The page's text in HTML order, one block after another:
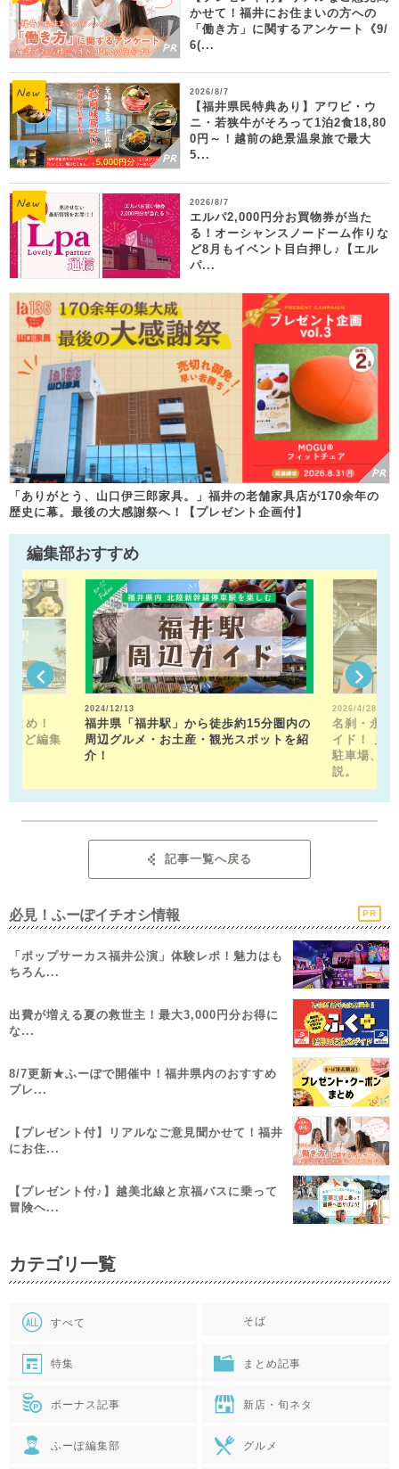
かせて！福井にお住まいの方への
「働き方」に関するアンケート《9/
6(...
2026/8/7
【福井県民特典あり】アワビ・ウ
ニ・若狭牛がそろって1泊2食18,80
0円～！越前の絶景温泉旅で最大
5...
2026/8/7
エルパ2,000円分お買物券が当た
る！オーシャンスノードーム作りな
ど8月もイベント目白押し♪【エル
パ...
「ありがとう、山口伊三郎家具。」福井の老舗家具店が170余年の
歴史に幕。最後の大感謝祭へ！【プレゼント企画付】
編集部おすすめ
とめ！
など編集
2024/12/13
福井県「福井駅」から徒歩約15分圏内の
周辺グルメ・お土産・観光スポットを紹
介！
2026/4/28
名刹・永平
イド！ 見
駐車場、お
説。
記事一覧へ戻る
必見！ふーぽイチオシ情報 PR
「ポップサーカス福井公演」体験レポ！魅力はも
ちろん...
出費が増える夏の救世主！最大3,000円分お得に
な...
8/7更新★ふーぽで開催中！福井県内のおすすめ
プレ...
【プレゼント付】リアルなご意見聞かせて！福井
にお住...
【プレゼント付♪】越美北線と京福バスに乗って
冒険へ...
カテゴリ一覧
すべて そば
特集 まとめ記事
ボーナス記事 新店・旬ネタ
ふーぽ編集部 グルメ